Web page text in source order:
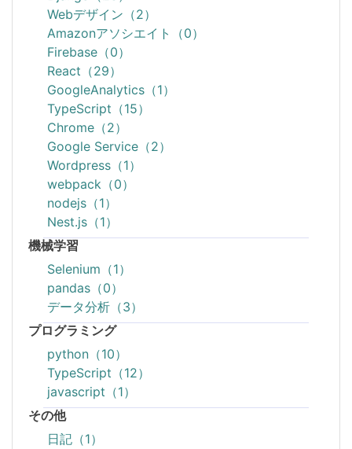
Webデザイン（2）
Amazonアソシエイト（0）
Firebase（0）
React（29）
GoogleAnalytics（1）
TypeScript（15）
Chrome（2）
Google Service（2）
Wordpress（1）
webpack（0）
nodejs（1）
Nest.js（1）
機械学習
Selenium（1）
pandas（0）
データ分析（3）
プログラミング
python（10）
TypeScript（12）
javascript（1）
その他
日記（1）